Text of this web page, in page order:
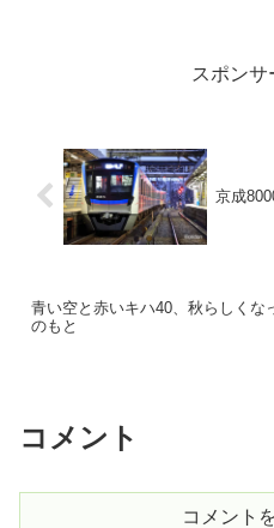
スポンサ
京成
青い空と赤いキハ40、秋らしくな
のもと
コメント
コメント